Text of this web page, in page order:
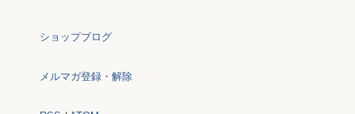
ショップブログ
メルマガ登録・解除